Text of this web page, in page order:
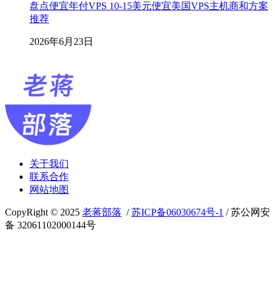
盘点便宜年付VPS 10-15美元便宜美国VPS主机商和方案
推荐
2026年6月23日
关于我们
联系合作
网站地图
CopyRight © 2025 老蒋部落 /苏ICP备06030674号-1 / 苏公网安
备 32061102000144号